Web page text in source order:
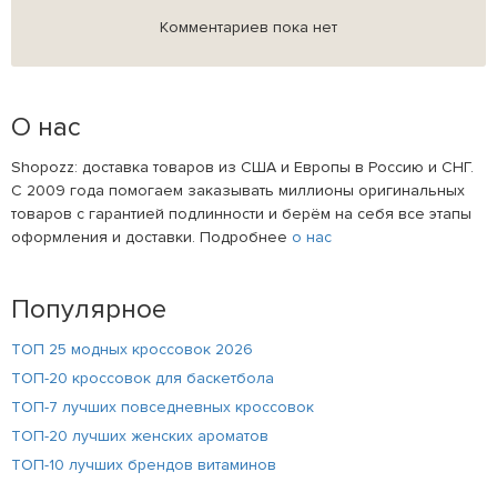
Комментариев пока нет
О нас
Shopozz: доставка товаров из США и Европы в Россию и СНГ.
С 2009 года помогаем заказывать миллионы оригинальных
товаров с гарантией подлинности и берём на себя все этапы
оформления и доставки. Подробнее о нас
Популярное
ТОП 25 модных кроссовок 2026
ТОП-20 кроссовок для баскетбола
ТОП-7 лучших повседневных кроссовок
ТОП-20 лучших женских ароматов
ТОП-10 лучших брендов витаминов